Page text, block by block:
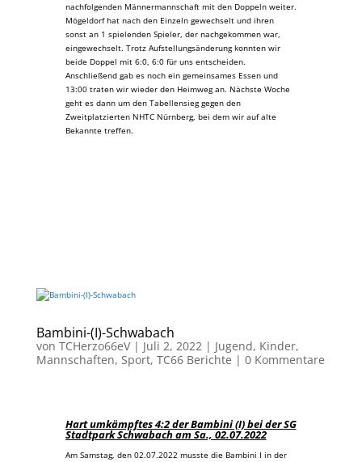
nachfolgenden Männermannschaft mit den Doppeln weiter.
Mögeldorf hat nach den Einzeln gewechselt und ihren
sonst an 1 spielenden Spieler, der nachgekommen war,
eingewechselt. Trotz Aufstellungsänderung konnten wir
beide Doppel mit 6:0, 6:0 für uns entscheiden.
Anschließend gab es noch ein gemeinsames Essen und
13:00 traten wir wieder den Heimweg an. Nächste Woche
geht es dann um den Tabellensieg gegen den
Zweitplatzierten NHTC Nürnberg, bei dem wir auf alte
Bekannte treffen.
Bambini-(I)-Schwabach
von TCHerzo66eV| Juli 2, 2022| Jugend, Kinder,
Mannschaften, Sport, TC66 Berichte | 0 Kommentare
Hart umkämpftes 4:2 der Bambini (I) bei der SG
Stadtpark Schwabach am Sa., 02.07.2022
Am Samstag, den 02.07.2022 musste die Bambini I in der